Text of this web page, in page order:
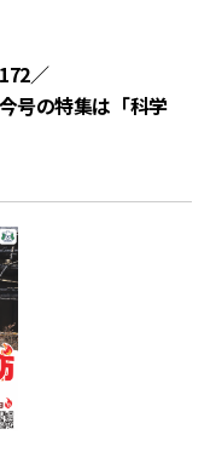
／
号の特集は「科学